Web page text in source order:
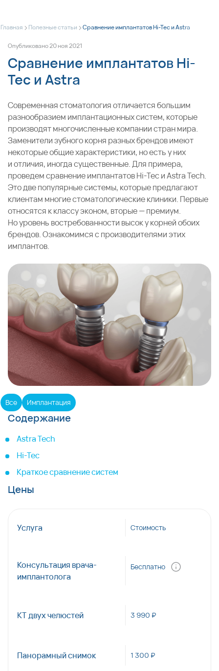
Главная > Полезные статьи >Сравнение имплантатов Hi-Tec и Astra
Опубликовано20ноя2021
Сравнение имплантатов Hi-
Tec и Astra
Современная стоматология отличается большим
разнообразием имплантационных систем, которые
производят многочисленные компании стран мира.
Заменители зубного корня разных брендов имеют
некоторые общие характеристики, но есть у них
и отличия, иногда существенные. Для примера,
проведем сравнение имплантатов Hi-Tec и Astra Tech.
Это две популярные системы, которые предлагают
клиентам многие стоматологические клиники. Первые
относятся к классу эконом, вторые — премиум.
Но уровень востребованности высок у корней обоих
брендов. Ознакомимся с производителями этих
имплантов.
Все Имплантация
Содержание
Astra Tech
Hi-Tec
Краткое сравнение систем
Цены
Услуга Стоимость
Консультация врача-
имплантолога
Бесплатно
КТ двух челюстей 3 990 ₽
Панорамный снимок 1 300 ₽